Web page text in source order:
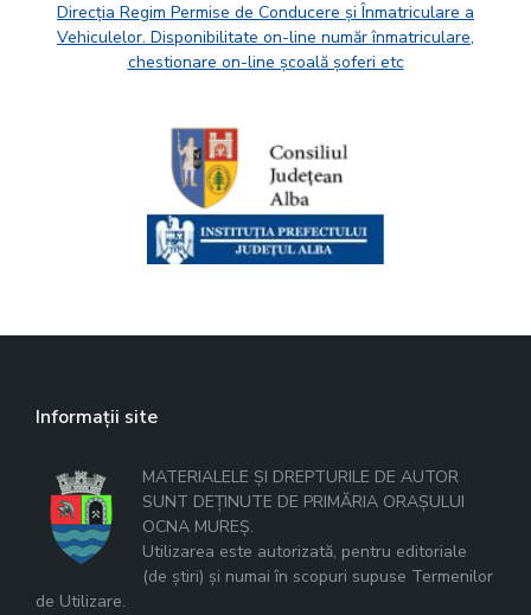
Direcția Regim Permise de Conducere și Înmatriculare a
Vehiculelor. Disponibilitate on-line număr înmatriculare,
chestionare on-line școală șoferi etc
Informații site
MATERIALELE ȘI DREPTURILE DE AUTOR
SUNT DEȚINUTE DE PRIMĂRIA ORAȘULUI
OCNA MUREȘ.
Utilizarea este autorizată, pentru editoriale
(de știri) și numai în scopuri supuse Termenilor
de Utilizare.